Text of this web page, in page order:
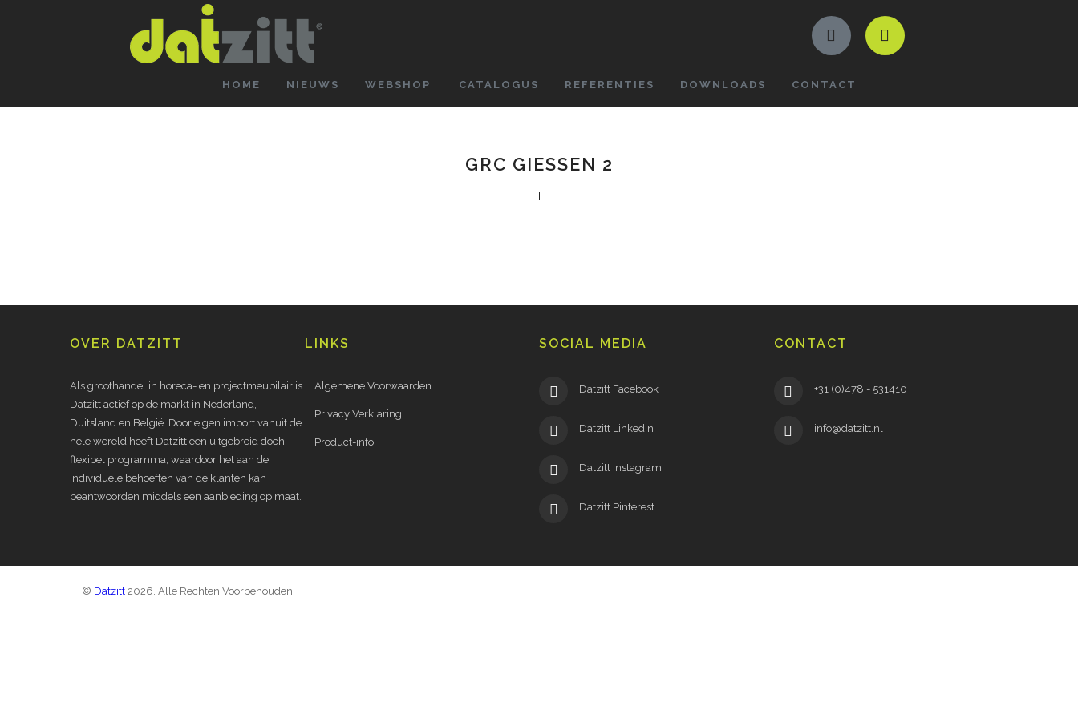
HOME NIEUWS WEBSHOP CATALOGUS REFERENTIES DOWNLOADS CONTACT
GRC GIESSEN 2
OVER DATZITT
Als groothandel in horeca- en projectmeubilair is
Datzitt actief op de markt in Nederland,
Duitsland en België. Door eigen import vanuit de
hele wereld heeft Datzitt een uitgebreid doch
flexibel programma, waardoor het aan de
individuele behoeften van de klanten kan
beantwoorden middels een aanbieding op maat.
LINKS
Algemene Voorwaarden
Privacy Verklaring
Product-info
SOCIAL MEDIA
Datzitt Facebook
Datzitt Linkedin
Datzitt Instagram
Datzitt Pinterest
CONTACT
+31 (0)478 - 531410
info@datzitt.nl
© Datzitt 2026. Alle Rechten Voorbehouden.